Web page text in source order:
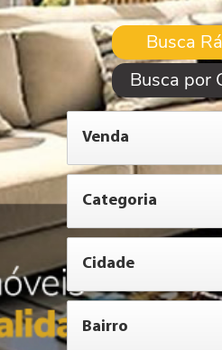
Busca
Busca por